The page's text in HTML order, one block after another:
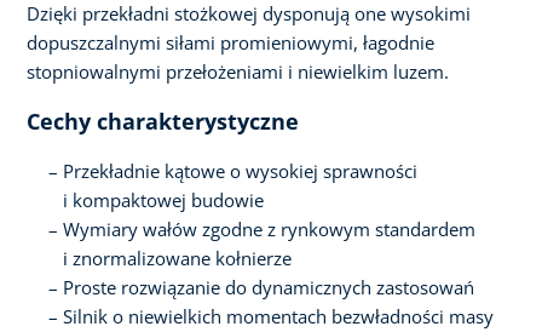
Dzięki przekładni stożkowej dysponują one wysokimi
dopuszczalnymi siłami promieniowymi, łagodnie
stopniowalnymi przełożeniami i niewielkim luzem.
Cechy charakterystyczne
Przekładnie kątowe o wysokiej sprawności
i kompaktowej budowie
Wymiary wałów zgodne z rynkowym standardem
i znormalizowane kołnierze
Proste rozwiązanie do dynamicznych zastosowań
Silnik o niewielkich momentach bezwładności masy